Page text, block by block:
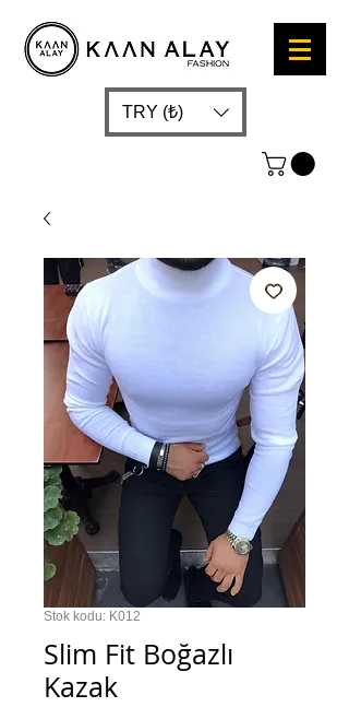
TRY (₺)
Stok kodu: K012
Slim Fit Boğazlı
Kazak